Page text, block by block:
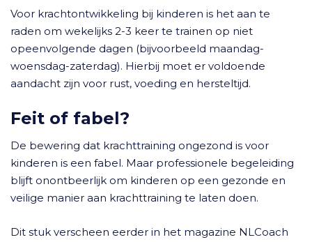
Voor krachtontwikkeling bij kinderen is het aan te
raden om wekelijks 2-3 keer te trainen op niet
opeenvolgende dagen (bijvoorbeeld maandag-
woensdag-zaterdag). Hierbij moet er voldoende
aandacht zijn voor rust, voeding en hersteltijd.
Feit of fabel?
De bewering dat krachttraining ongezond is voor
kinderen is een fabel. Maar professionele begeleiding
blijft onontbeerlijk om kinderen op een gezonde en
veilige manier aan krachttraining te laten doen.
Dit stuk verscheen eerder in het magazine NLCoach